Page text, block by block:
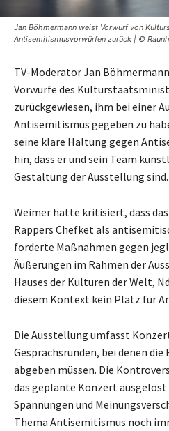
Jan Böhmermann weist Vorwurf von
Antisemitismusvorwürfen zurück | ©
TV-Moderator Jan
Vorwürfe des
zurückgewiesen, ihm bei einer
Antisemitismus gegeben zu
seine klare Haltung gegen
hin, dass er und sein Team
Gestaltung der Ausstellung sind.
Weimer hatte kritisiert, dass
Rappers Chefket als
forderte Maßnahmen gegen
Äußerungen im Rahmen der
Hauses der Kulturen der Welt,
diesem Kontext kein Platz für
Die Ausstellung umfasst
Gesprächsrunden, bei denen die
abgeben müssen. Die
das geplante Konzert ausgelöst
Spannungen und
Thema Antisemitismus noch